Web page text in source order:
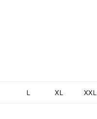
L XL XXL